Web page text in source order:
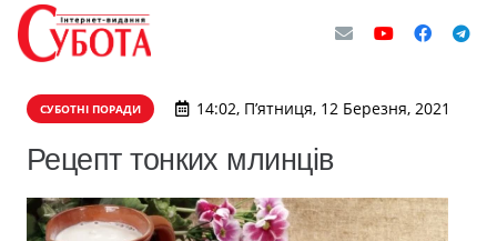
СУБОТНІ ПОРАДИ 14:02, П’ятниця, 12 Березня, 2021
Рецепт тонких млинців